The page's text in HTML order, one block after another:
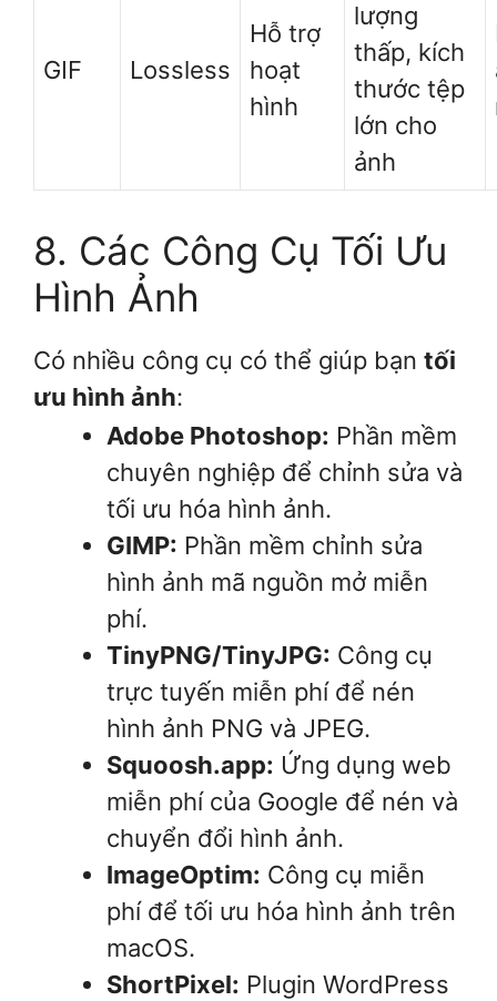
GIF Lossless
Hỗ trợ
hoạt
hình
lượng
thấp, kích
thước tệp
lớn cho
ảnh
8. Các Công Cụ Tối Ưu
Hình Ảnh
Có nhiều công cụ có thể giúp bạn tối
ưu hình ảnh:
Adobe Photoshop: Phần mềm
chuyên nghiệp để chỉnh sửa và
tối ưu hóa hình ảnh.
GIMP: Phần mềm chỉnh sửa
hình ảnh mã nguồn mở miễn
phí.
TinyPNG/TinyJPG: Công cụ
trực tuyến miễn phí để nén
hình ảnh PNG và JPEG.
Squoosh.app: Ứng dụng web
miễn phí của Google để nén và
chuyển đổi hình ảnh.
ImageOptim: Công cụ miễn
phí để tối ưu hóa hình ảnh trên
macOS.
ShortPixel: Plugin WordPress